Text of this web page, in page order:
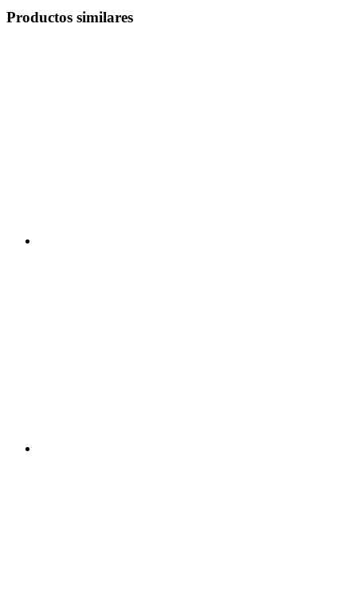
Productos similares